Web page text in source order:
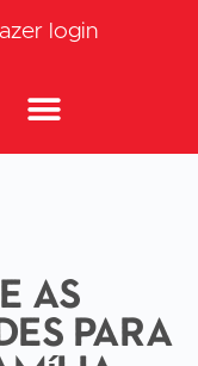
login
as
para